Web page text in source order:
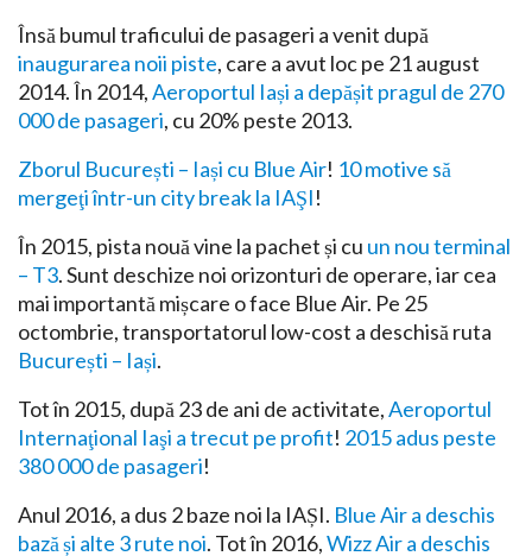
Însă bumul traficului de pasageri a venit după
inaugurarea noii piste, care a avut loc pe 21 august
2014. În 2014,Aeroportul Iași a depășit pragul de 270
000 de pasageri, cu 20% peste 2013.
Zborul București – Iași cu Blue Air! 10 motive să
mergeţi într-un city break la IAŞI!
În 2015, pista nouă vine la pachet și cu un nou terminal
– T3. Sunt deschize noi orizonturi de operare, iar cea
mai importantă mișcare o face Blue Air. Pe 25
octombrie, transportatorul low-cost a deschisă ruta
București – Iași.
Tot în 2015, după 23 de ani de activitate,Aeroportul
Internaţional Iaşi a trecut pe profit! 2015 adus peste
380 000 de pasageri!
Anul 2016, a dus 2 baze noi la IAȘI. Blue Air a deschis
bază și alte 3 rute noi. Tot în 2016,Wizz Air a deschis